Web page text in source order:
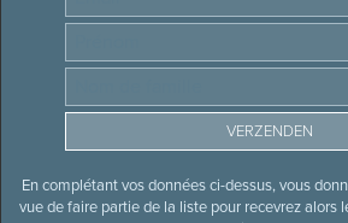
En complétant vos données ci-dessus, vous
vue de faire partie de la liste pour recevrez alors